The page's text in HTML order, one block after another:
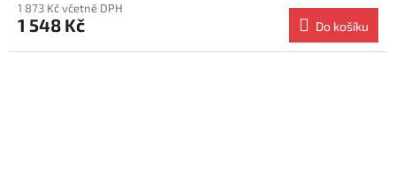
1 873 Kč včetně DPH
1 548 Kč Do košíku